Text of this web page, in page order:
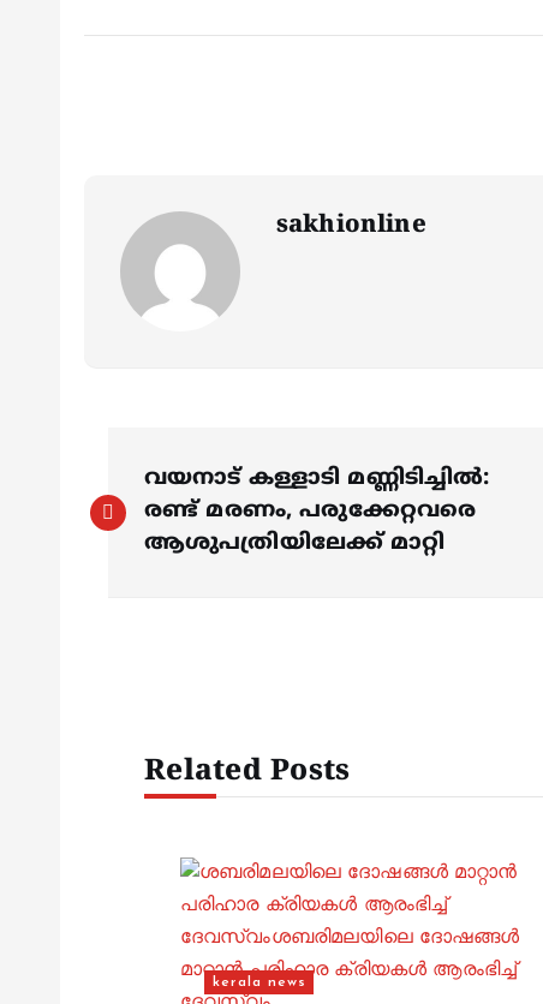
sakhionline
o
വയനാട് കള്ളാടി മണ്ണിടിച്ചിൽ:
രണ്ട് മരണം, പരുക്കേറ്റവരെ
ആശുപത്രിയിലേക്ക് മാറ്റി
Related Posts
kerala news